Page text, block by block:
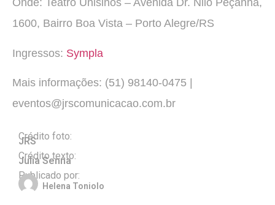
Onde: Teatro Unisinos – Avenida Dr. Nilo Peçanha,
1600, Bairro Boa Vista – Porto Alegre/RS
Ingressos: Sympla
Mais informações: (51) 98140-0475 |
eventos@jrscomunicacao.com.br
Crédito foto:
JRS
Crédito texto:
Julia Senna
Publicado por:
Helena Toniolo